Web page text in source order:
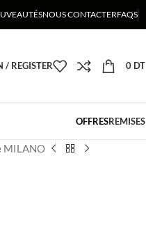
NOUS CONTACTERFAQS
/ REGISTER 0 DT
OFFRESREMISES
MILANO